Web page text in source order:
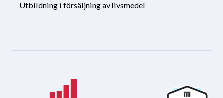
Utbildning i försäljning av livsmedel